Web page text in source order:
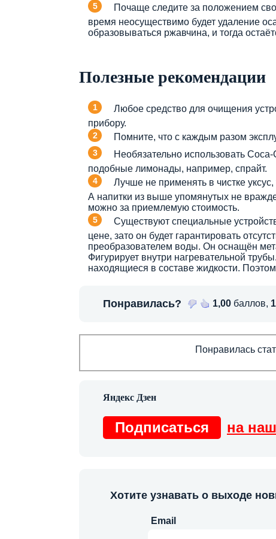
Почаще следите за положением
время неосуществимо будет удаление
образовываться ржавчина, и тогда
Полезные рекомендации
Любое средство для очищения
прибору.
Помните, что с каждым разом
Необязательно использовать
подобные лимонады, например, спрайт.
Лучше не применять в чистке
А напитки из выше упомянутых не
можно за приемлемую стоимость.
Существуют специальные
цене, зато он будет гарантировать
преобразователем воды. Он оснащён
Фигурирует внутри нагревательной
находящиеся в составе жидкости.
Понравилась? 1,00 баллов, 1
Понравилась
Подписаться на
Хотите узнавать о выходе
Email